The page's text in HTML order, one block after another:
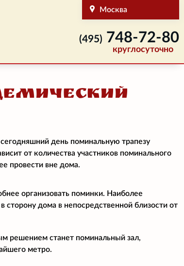
Москва
(495) 748-72-80
круглосуточно
день поминальную трапезу
от количества участников поминального
провести вне дома.
организовать поминки. Наиболее
сторону дома в непосредственной близости от
решением станет поминальный зал,
метро.